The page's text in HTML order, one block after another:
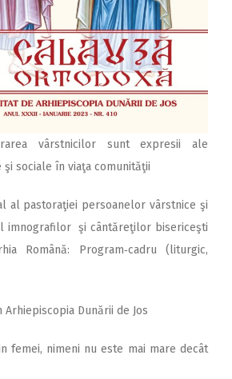
vârstnicilor sunt expresii ale
sociale în viaţa comunităţii
al pastoraţiei persoanelor vârstnice şi
imnografilor şi cântăreţilor bisericeşti
Română: Program‑cadru (liturgic,
Dunării de Jos
femei, nimeni nu este mai mare decât